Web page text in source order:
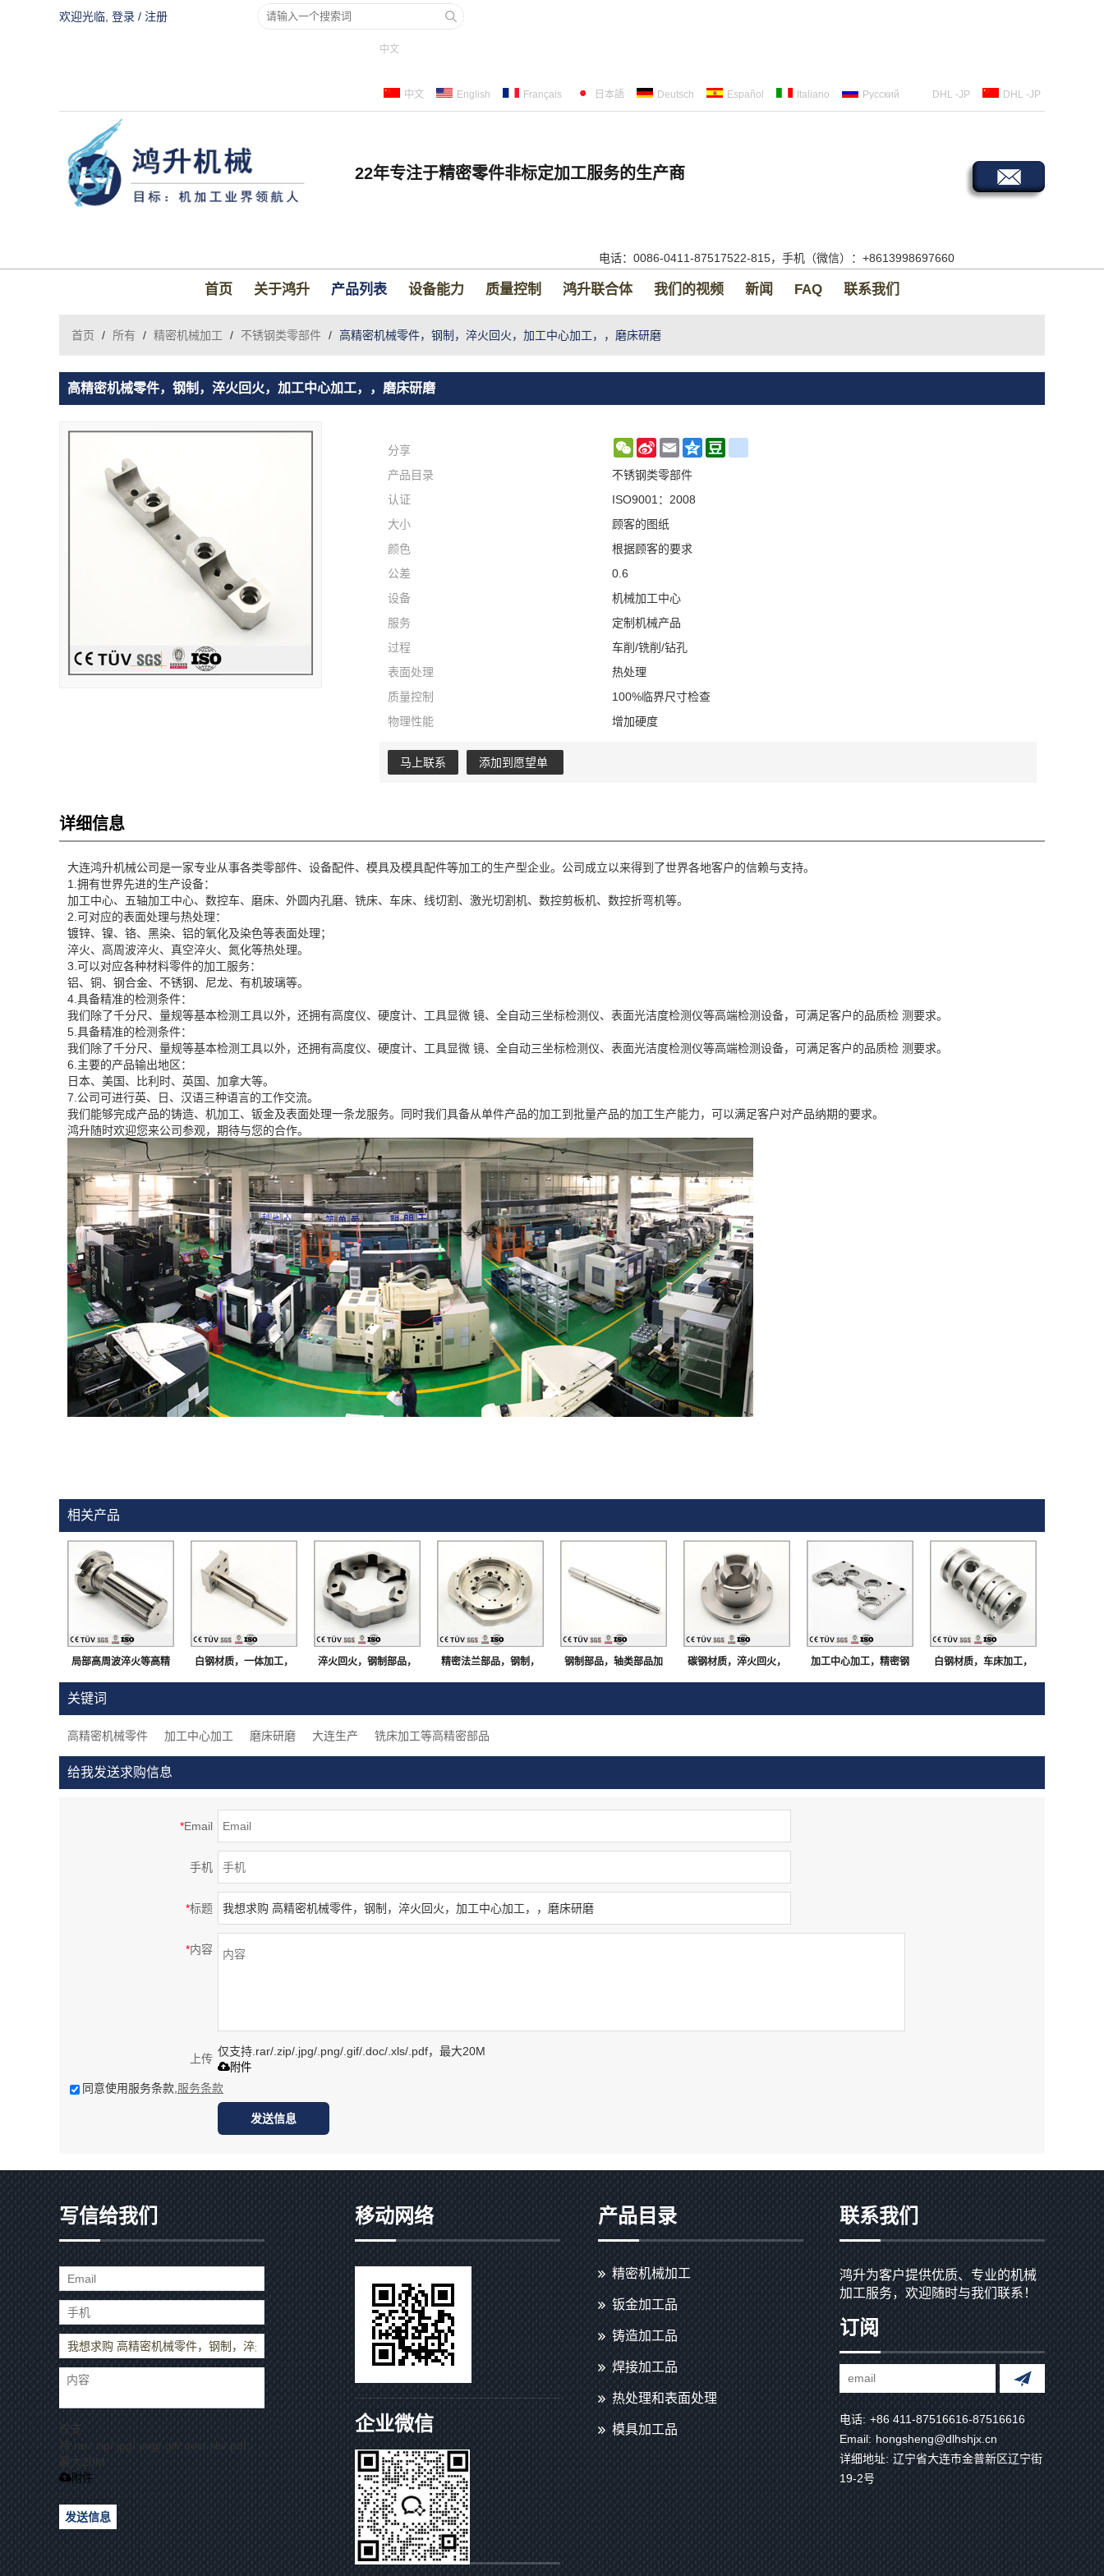
欢迎光临, 登录 / 注册
中文
中文 English Français 日本語 Deutsch Español Italiano Русский DHL -JP DHL -JP
22年专注于精密零件非标定加工服务的生产商
电话：0086-0411-87517522-815，手机（微信）：+8613998697660
首页 关于鸿升 产品列表 设备能力 质量控制 鸿升联合体 我们的视频 新闻 FAQ 联系我们
首页 / 所有 / 精密机械加工 / 不锈钢类零部件 / 高精密机械零件，钢制，淬火回火，加工中心加工，，磨床研磨
高精密机械零件，钢制，淬火回火，加工中心加工，，磨床研磨
分享 WeChat
Sina
Weibo
Email Qzone
产品目录
不锈钢类零部件
认证
ISO9001：2008
大小
顾客的图纸
颜色
根据顾客的要求
公差
0.6
设备
机械加工中心
服务
定制机械产品
过程
车削/铣削/钻孔
表面处理
热处理
质量控制
100%临界尺寸检查
物理性能
增加硬度
马上联系 添加到愿望单
详细信息
大连鸿升机械公司是一家专业从事各类零部件、设备配件、模具及模具配件等加工的生产型企业。公司成立以来得到了世界各地客户的信赖与支持。
1.拥有世界先进的生产设备：
加工中心、五轴加工中心、数控车、磨床、外圆内孔磨、铣床、车床、线切割、激光切割机、数控剪板机、数控折弯机等。
2.可对应的表面处理与热处理：
镀锌、镍、铬、黑染、铝的氧化及染色等表面处理；
淬火、高周波淬火、真空淬火、氮化等热处理。
3.可以对应各种材料零件的加工服务：
铝、铜、钢合金、不锈钢、尼龙、有机玻璃等。
4.具备精准的检测条件：
我们除了千分尺、量规等基本检测工具以外，还拥有高度仪、硬度计、工具显微 镜、全自动三坐标检测仪、表面光洁度检测仪等高端检测设备，可满足客户的品质检 测要求。
5.具备精准的检测条件：
我们除了千分尺、量规等基本检测工具以外，还拥有高度仪、硬度计、工具显微 镜、全自动三坐标检测仪、表面光洁度检测仪等高端检测设备，可满足客户的品质检 测要求。
6.主要的产品输出地区：
日本、美国、比利时、英国、加拿大等。
7.公司可进行英、日、汉语三种语言的工作交流。
我们能够完成产品的铸造、机加工、钣金及表面处理一条龙服务。同时我们具备从单件产品的加工到批量产品的加工生产能力，可以满足客户对产品纳期的要求。
鸿升随时欢迎您来公司参观，期待与您的合作。
相关产品
局部高周波淬火等高精 白钢材质，一体加工， 淬火回火，钢制部品， 精密法兰部品，钢制， 钢制部品，轴类部品加 碳钢材质，淬火回火， 加工中心加工，精密钢 白钢材质，车床加工，
关键词
高精密机械零件 加工中心加工 磨床研磨 大连生产 铣床加工等高精密部品
给我发送求购信息
*Email
手机
*标题
*内容
上传
仅支持.rar/.zip/.jpg/.png/.gif/.doc/.xls/.pdf，最大20M
附件
同意使用服务条款, 服务条款
发送信息
写信给我们
仅支
持.rar/.zip/.jpg/.png/.gif/.doc/.xls/.pdf，
最大20M
附件
发送信息
移动网络
企业微信
产品目录
精密机械加工
钣金加工品
铸造加工品
焊接加工品
热处理和表面处理
模具加工品
联系我们
鸿升为客户提供优质、专业的机械
加工服务，欢迎随时与我们联系！
订阅
电话: +86 411-87516616-87516616
Email: hongsheng@dlhshjx.cn
详细地址: 辽宁省大连市金普新区辽宁街
19-2号